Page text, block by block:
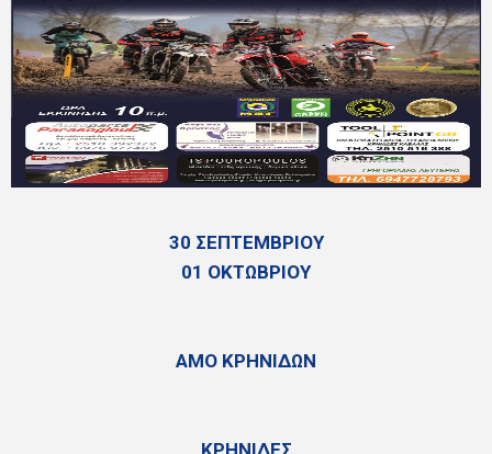
30 ΣΕΠΤΕΜΒΡΙΟΥ
01 ΟΚΤΩΒΡΙΟΥ
ΑΜΟ ΚΡΗΝΙΔΩΝ
ΚΡΗΝΙΔΕΣ